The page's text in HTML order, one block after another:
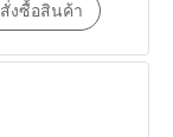
สั่งซื้อสินค้า